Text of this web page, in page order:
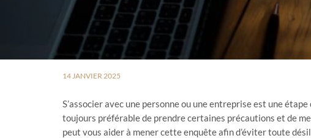
14 JANVIER 2025
S’associer avec une personne ou une entreprise est une
toujours préférable de prendre certaines précautions et de
peut vous aider à mener cette enquête afin d’éviter toute